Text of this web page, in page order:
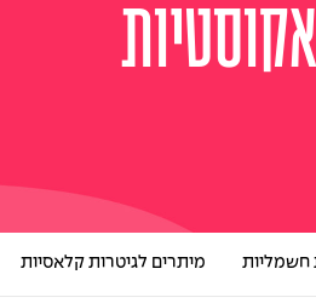
חשמליות מיתרים לגיטרות קלאסיות